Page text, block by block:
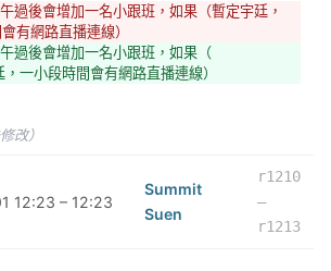
過後會增加一名小跟班，如果（暫定宇廷，
有網路直播連線）
過後會增加一名小跟班，如果（
一小段時間會有網路直播連線）
改）
12:23 – 12:23
Summit
Suen
r1210
–
r1213